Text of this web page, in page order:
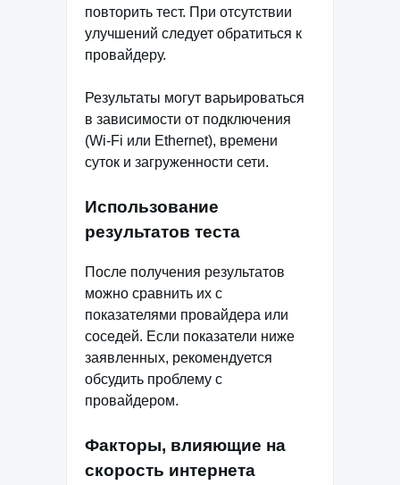
повторить тест. При отсутствии
улучшений следует обратиться к
провайдеру.
Результаты могут варьироваться
в зависимости от подключения
(Wi-Fi или Ethernet), времени
суток и загруженности сети.
Использование
результатов теста
После получения результатов
можно сравнить их с
показателями провайдера или
соседей. Если показатели ниже
заявленных, рекомендуется
обсудить проблему с
провайдером.
Факторы, влияющие на
скорость интернета